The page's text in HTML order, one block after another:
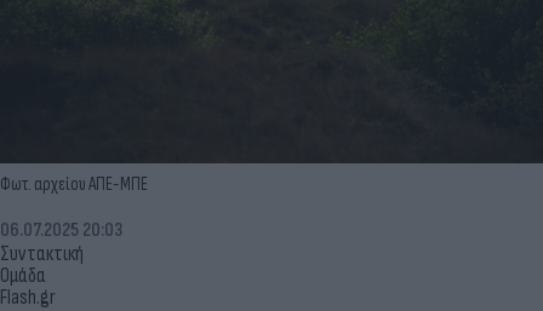
Φωτ. αρχείου ΑΠΕ-ΜΠΕ
Συντακτική
Ομάδα
Flash.gr
06.07.2025 20:03